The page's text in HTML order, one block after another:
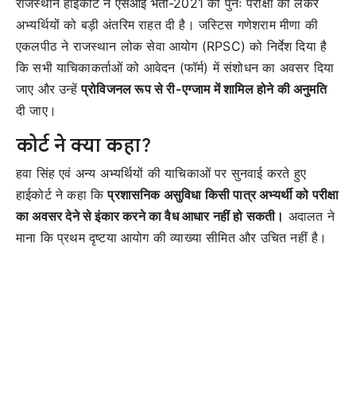
राजस्थान हाईकोर्ट ने एसआई भर्ती-2021 की पुनः परीक्षा को लेकर
अभ्यर्थियों को बड़ी अंतरिम राहत दी है। जस्टिस गणेशराम मीणा की
एकलपीठ ने राजस्थान लोक सेवा आयोग (RPSC) को निर्देश दिया है
कि सभी याचिकाकर्ताओं को आवेदन (फॉर्म) में संशोधन का अवसर दिया
जाए और उन्हेंप्रोविजनल रूप से री-एग्जाम में शामिल होने की अनुमति
दी जाए।
कोर्ट ने क्या कहा?
हवा सिंह एवं अन्य अभ्यर्थियों की याचिकाओं पर सुनवाई करते हुए
हाईकोर्ट ने कहा किप्रशासनिक असुविधा किसी पात्र अभ्यर्थी को परीक्षा
का अवसर देने से इंकार करने का वैध आधार नहीं हो सकती। अदालत ने
माना कि प्रथम दृष्टया आयोग की व्याख्या सीमित और उचित नहीं है।